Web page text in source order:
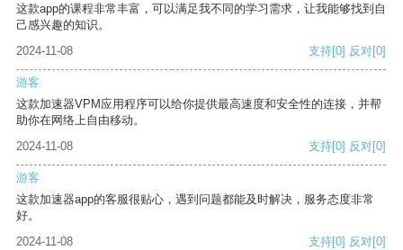
这款app的课程非常丰富，可以满足我不同的学习需求，让我能够找到自
己感兴趣的知识。
2024-11-08
支持[0] 反对[0]
游客
这款加速器VPM应用程序可以给你提供最高速度和安全性的连接，并帮
助你在网络上自由移动。
2024-11-08
支持[0] 反对[0]
游客
这款加速器app的客服很贴心，遇到问题都能及时解决，服务态度非常
好。
2024-11-08
支持[0] 反对[0]